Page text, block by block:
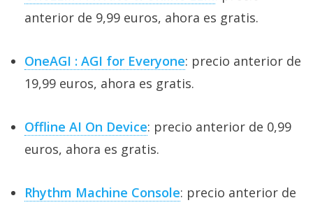
anterior de 9,99 euros, ahora es gratis.
OneAGI : AGI for Everyone: precio anterior de
19,99 euros, ahora es gratis.
Offline AI On Device: precio anterior de 0,99
euros, ahora es gratis.
Rhythm Machine Console: precio anterior de